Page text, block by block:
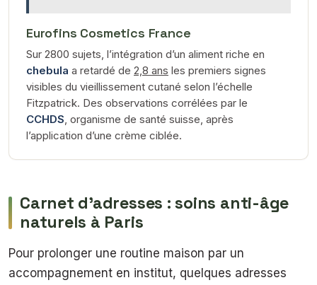
Eurofins Cosmetics France
Sur 2800 sujets, l’intégration d’un aliment riche en
chebula a retardé de 2,8 ans les premiers signes
visibles du vieillissement cutané selon l’échelle
Fitzpatrick. Des observations corrélées par le
CCHDS, organisme de santé suisse, après
l’application d’une crème ciblée.
Carnet d’adresses : soins anti-âge
naturels à Paris
Pour prolonger une routine maison par un
accompagnement en institut, quelques adresses